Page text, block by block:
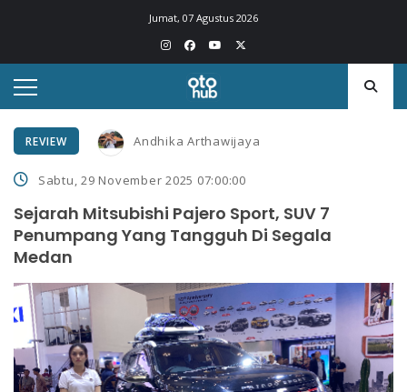
Jumat, 07 Agustus 2026
REVIEW Andhika Arthawijaya
Sabtu, 29 November 2025 07:00:00
Sejarah Mitsubishi Pajero Sport, SUV 7
Penumpang Yang Tangguh Di Segala
Medan